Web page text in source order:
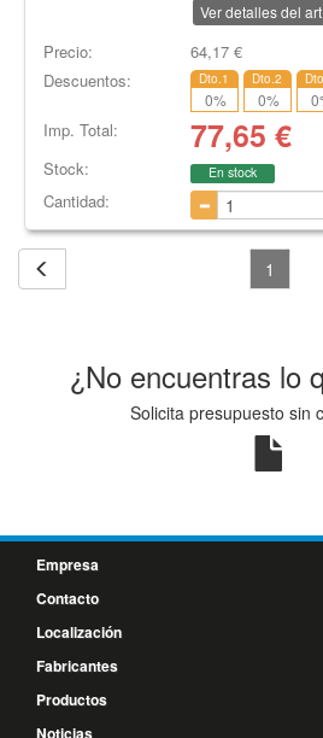
Ver detalles del
Precio: 64,17€
Descuentos:
Dto.1
0%
Dto.2
0% 0
Imp. Total: 77,65 €
Stock: En stock
Cantidad:
1
¿No encuentras lo
Solicita presupuesto sin
Empresa
Contacto
Localización
Fabricantes
Productos
Noticias